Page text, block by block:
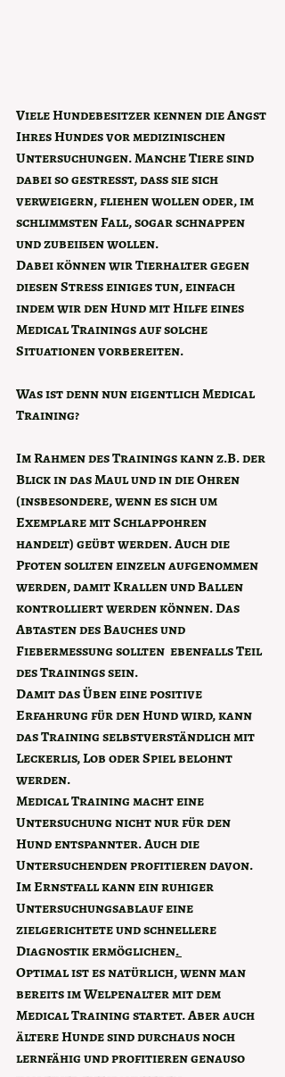
Viele Hundebesitzer kennen die Angst
Ihres Hundes vor medizinischen
Untersuchungen. Manche Tiere sind
dabei so gestresst, dass sie sich
verweigern, fliehen wollen oder, im
schlimmsten Fall, sogar schnappen
und zubeißen wollen.
Dabei können wir Tierhalter gegen
diesen Stress einiges tun, einfach
indem wir den Hund mit Hilfe eines
Medical Trainings auf solche
Situationen vorbereiten.
Was ist denn nun eigentlich Medical
Training?
Im Rahmen des Trainings kann z.B. der
Blick in das Maul und in die Ohren
(insbesondere, wenn es sich um
Exemplare mit Schlappohren
handelt) geübt werden. Auch die
Pfoten sollten einzeln aufgenommen
werden, damit Krallen und Ballen
kontrolliert werden können. Das
Abtasten des Bauches und
Fiebermessung sollten  ebenfalls Teil
des Trainings sein.
Damit das Üben eine positive
Erfahrung für den Hund wird, kann
das Training selbstverständlich mit
Leckerlis, Lob oder Spiel belohnt
werden.
Medical Training macht eine
Untersuchung nicht nur für den
Hund entspannter. Auch die
Untersuchenden profitieren davon.
Im Ernstfall kann ein ruhiger
Untersuchungsablauf eine
zielgerichtete und schnellere
Diagnostik ermöglichen.
Optimal ist es natürlich, wenn man
bereits im Welpenalter mit dem
Medical Training startet. Aber auch
ältere Hunde sind durchaus noch
lernfähig und profitieren genauso